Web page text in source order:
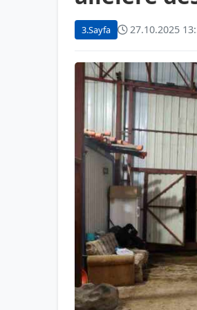
3.Sayfa 27.10.2025